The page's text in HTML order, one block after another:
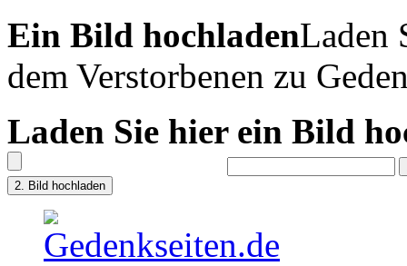
Ein Bild hochladenLaden
dem Verstorbenen zu
Laden Sie hier ein Bild